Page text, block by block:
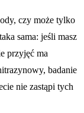
czy może tylko
sama: jeśli masz
przyjęć ma
badanie
nie zastąpi tych